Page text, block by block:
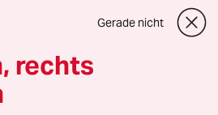
Deutsche sind betroffen
Gerade nicht
rechts